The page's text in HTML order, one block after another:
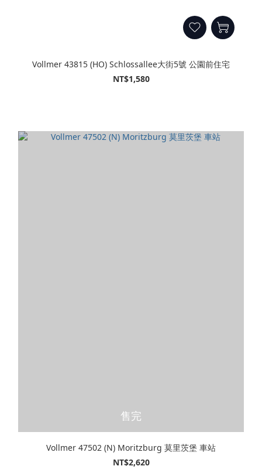
Vollmer 43815 (HO) Schlossallee大街5號 公園前住宅
NT$1,580
售完
Vollmer 47502 (N) Moritzburg 莫里茨堡 車站
NT$2,620